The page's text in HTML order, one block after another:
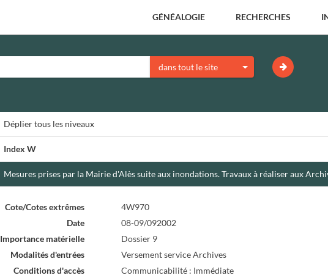
GÉNÉALOGIE RECHERCHES
dans tout le site
Dépliertous les niveaux
Index W
Mesures prises par la Mairie d'Alès suite aux inondations. Travaux à réaliser aux
Cote/Cotes extrêmes
4W970
Date
08-09/092002
Importance matérielle
Dossier 9
Modalités d'entrées
Versement service Archives
Conditions d'accès
Communicabilité : Immédiate